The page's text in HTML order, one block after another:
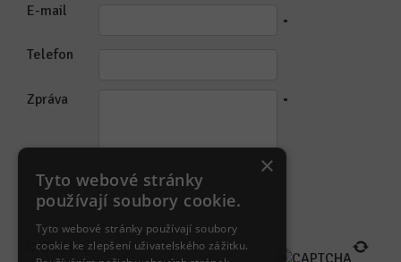
E-mail
•
Telefon
Zpráva •
CAPTCHA
×
Tyto webové stránky
používají soubory cookie.
Tyto webové stránky používají soubory
cookie ke zlepšení uživatelského zážitku.